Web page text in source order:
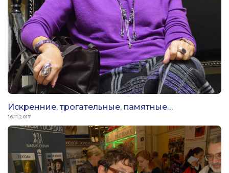
Искренние, трогательные, памятные…
16.11.2017